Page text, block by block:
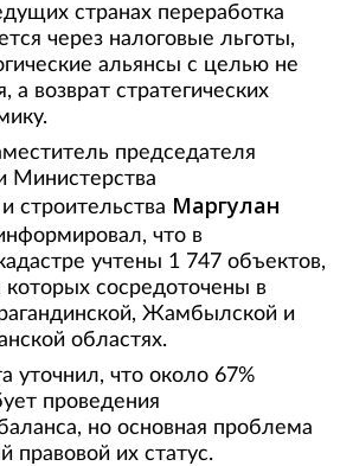
странах переработка
через налоговые льготы,
альянсы с целью не
а возврат стратегических
председателя
Министерства
строительства Маргулан
что в
учтены 1 747 объектов,
сосредоточены в
Жамбылской и
областях.
уточнил, что около 67%
проведения
но основная проблема
правовой их статус.